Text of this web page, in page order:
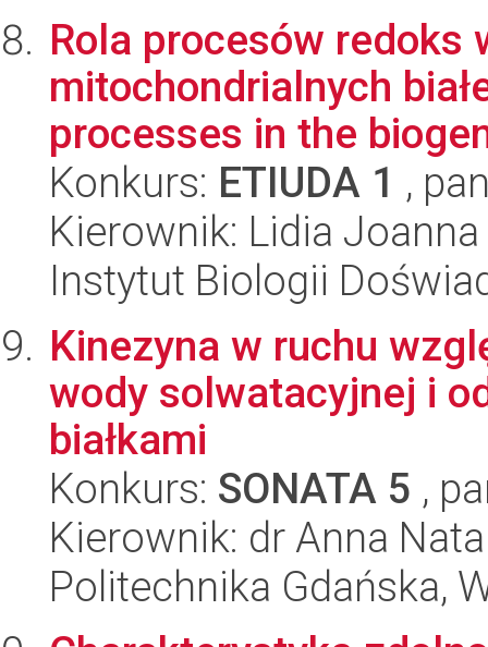
Rola procesów redoks
mitochondrialnych
processes in the
Konkurs: ETIUDA 1 ,
Kierownik: Lidia
Instytut Biologii
Kinezyna w ruchu
wody solwatacyjnej i
białkami
Konkurs: SONATA 5 ,
Kierownik: dr Anna
Politechnika Gdańska,